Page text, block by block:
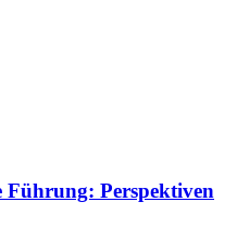
Führung: Perspektiven